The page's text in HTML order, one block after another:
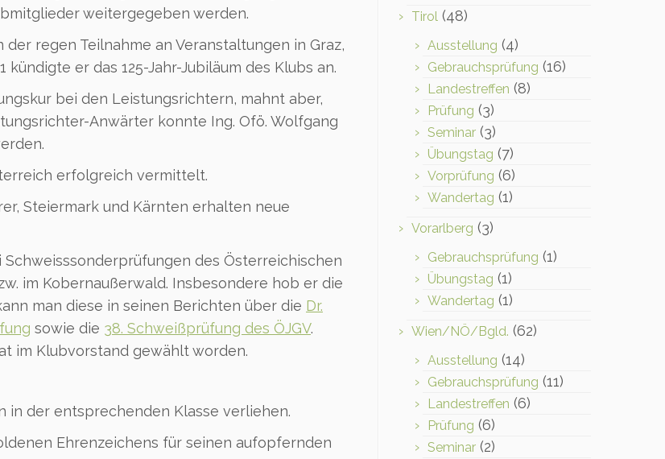
weitergegeben werden.
regen Teilnahme an Veranstaltungen in Graz,
kündigte er das 125-Jahr-Jubiläum des Klubs an.
bei den Leistungsrichtern, mahnt aber,
Anwärter konnte Ing. Ofö. Wolfgang
erfolgreich vermittelt.
Steiermark und Kärnten erhalten neue
des Österreichischen
im Kobernaußerwald. Insbesondere hob er die
man diese in seinen Berichten über die Dr.
sowie die 38. Schweißprüfung des ÖJGV.
im Klubvorstand gewählt worden.
in der entsprechenden Klasse verliehen.
Ehrenzeichens für seinen aufopfernden
Tirol (48)
Ausstellung (4)
Gebrauchsprüfung (16)
Landestreffen (8)
Prüfung (3)
Seminar (3)
Übungstag (7)
Vorprüfung (6)
Wandertag (1)
Vorarlberg (3)
Gebrauchsprüfung (1)
Übungstag (1)
Wandertag (1)
Wien/NÖ/Bgld. (62)
Ausstellung (14)
Gebrauchsprüfung (11)
Landestreffen (6)
Prüfung (6)
Seminar (2)